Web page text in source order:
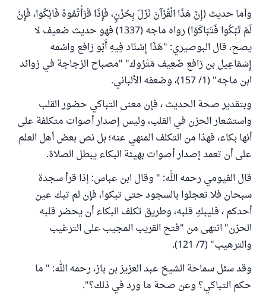
وأما حديث (إِنَّ هَذَا الْقُرْآنَ نَزَلَ بِحُزْنٍ، فَإِذَا قَرَأْتُمُوهُ فَابْكُوا، فَإِنْ
لَمْ ‌تَبْكُوا ‌فَتَبَاكَوْا) رواه ماجه (1337) فهو حديث ضعيف لا
يصح، قال البوصيري: "‌هَذَا ‌إِسْنَاد ‌فِيهِ ‌أَبُو ‌رَافع واسْمه
إِسْمَاعِيل بن رَافع ضَعِيف مَتْرُوك" "مصباح الزجاجة في زوائد
ابن ماجه" (1/ 157)، وضعفه الألباني.
وبتقدير صحة الحديث ، فإن معنى التباكي حضور القلب
واستشعار الحزن في القلب، وليس إصدار أصوات متكلفة على
أنها بكاء، فهذا من التكلف المنهي عنه؛ بل نص بعض أهل العلم
على أن تعمد إصدار أصوات بهيئة البكاء يبطل الصلاة.
قال الفيومي رحمه الله: " وقال ابن عباس: إذا قرأ سجدة
سبحان فلا تعجلوا بالسجود حتى تبكوا، فإن لم تبك عين
أحدكم ، فليبكِ قلبه، وطريق تكلف البكاء أن يحضر قلبه
الحزن" انتهى من "فتح القريب المجيب على الترغيب
والترهيب" (7/ 121).
وقد سئل سماحة الشيخ عبد العزيز بن باز، رحمه الله: " ما
حكم ‌التباكي؟ وعن صحة ما ورد في ذلك؟".